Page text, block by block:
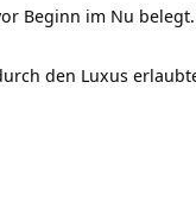
Beginn im Nu
den Luxus